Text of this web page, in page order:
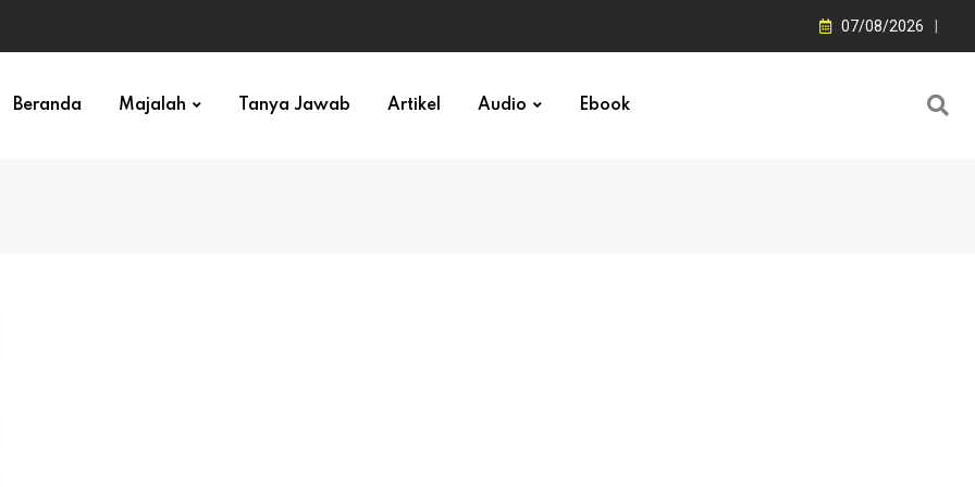
07/08/2026
Beranda Majalah Tanya Jawab Artikel Audio Ebook